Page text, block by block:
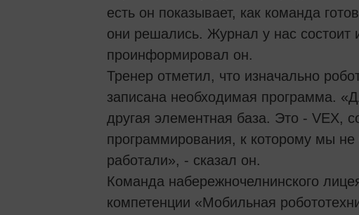
есть он показывает, как команда
они решались. Журнал у нас состоит
проинформировал он.
Тренер отметил, что изначально
записана необходимая программа.
другая элементная база. Это - VEX,
программирования, к которому мы
работали», - сказал он.
Команда набережночелнинского
компетенции «Мобильная